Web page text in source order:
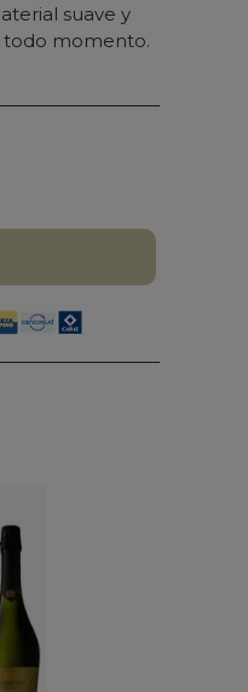
suave y
todo momento.